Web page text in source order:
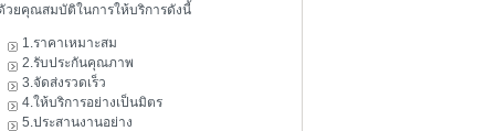
วยคุณสมบัติในการให้บริการดังนี้
1.ราคาเหมาะสม
2.รับประกันคุณภาพ
3.จัดส่งรวดเร็ว
4.ให้บริการอย่างเป็นมิตร
5.ประสานงานอย่าง